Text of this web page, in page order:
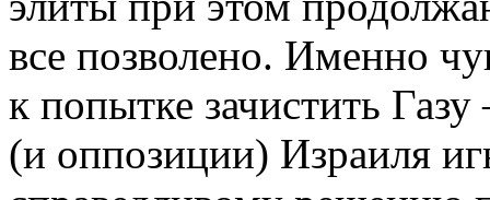
все позволено. Именно
к попытке зачистить
(и оппозиции) Израиля